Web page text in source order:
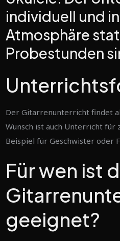
individuell und
Atmosphäre
Probestunden
Der Gitarrenunterricht findet
Wunsch ist auch Unterricht für
Beispiel für Geschwister oder
Für wen ist
geeignet?